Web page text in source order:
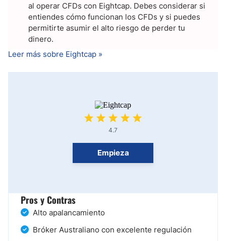
al operar CFDs con Eightcap. Debes considerar si
entiendes cómo funcionan los CFDs y si puedes
permitirte asumir el alto riesgo de perder tu
dinero.
Leer más sobre Eightcap »
4.7
Empieza
Pros y Contras
Alto apalancamiento
Bróker Australiano con excelente regulación